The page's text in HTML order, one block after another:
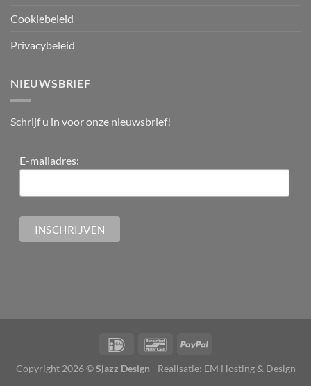
Cookiebeleid
Privacybeleid
NIEUWSBRIEF
Schrijf u in voor onze nieuwsbrief!
E-mailadres:
Copyright 2026 ©Sjazz Design - Realisatie: EM Hosting & Design